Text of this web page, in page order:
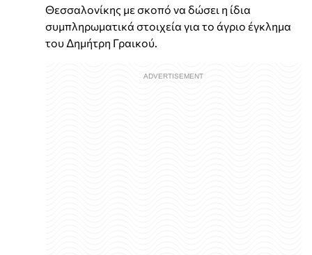
Θεσσαλονίκης με σκοπό να δώσει η ίδια
συμπληρωματικά στοιχεία για το άγριο έγκλημα
του Δημήτρη Γραικού.